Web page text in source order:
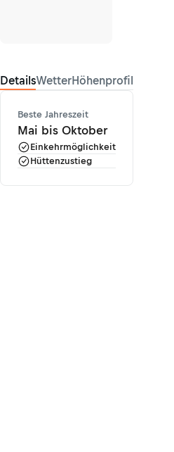
DetailsWetterHöhenprofil
Beste Jahreszeit
Mai bis Oktober
Einkehrmöglichkeit
Hüttenzustieg